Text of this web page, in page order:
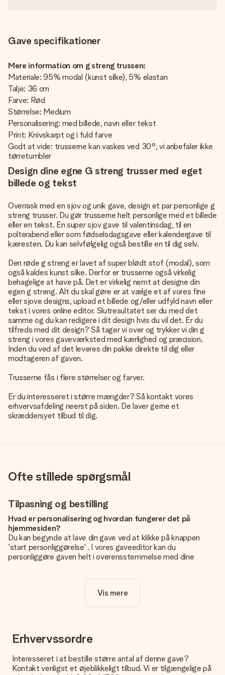
Gave specifikationer
Mere information om g streng trussen:
Materiale: 95% modal (kunst silke), 5% elastan
Talje: 36 cm
Farve: Rød
Størrelse: Medium
Personalisering: med billede, navn eller tekst
Print: Knivskarpt og i fuld farve
Godt at vide: trusserne kan vaskes ved 30°, vi anbefaler ikke
tørretumbler
Design dine egne G streng trusser med eget
billede og tekst
Overrask med en sjov og unik gave, design et par personlige g
streng trusser. Du gør trusserne helt personlige med et billede
eller en tekst. En super sjov gave til valentinsdag, til en
polterabend eller som fødselsdagsgave eller kalendergave til
kæresten. Du kan selvfølgelig også bestille en til dig selv.
Den røde g streng er lavet af super blødt stof (modal), som
også kaldes kunst silke. Derfor er trusserne også virkelig
behagelige at have på. Det er virkelig nemt at designe din
egen g streng. Alt du skal gøre er at vælge et af vores fine
eller sjove designs, upload et billede og/eller udfyld navn eller
tekst i vores online editor. Slutresultatet ser du med det
samme og du kan redigere i dit design hvis du vil det. Er du
tilfreds med dit design? Så tager vi over og trykker vi din g
streng i vores gaveværksted med kærlighed og præcision.
Inden du ved af det leveres din pakke direkte til dig eller
modtageren af gaven.
Trusserne fås i flere størrelser og farver.
Er du interesseret i større mængder? Så kontakt vores
erhvervsafdeling neerst på siden. De laver gerne et
skræddersyet tilbud til dig.
Ofte stillede spørgsmål
Tilpasning og bestilling
Hvad er personalisering og hvordan fungerer det på
hjemmesiden?
Du kan begynde at lave din gave ved at klikke på knappen
'start personliggørelse' . I vores gaveeditor kan du
personliggøre gaven helt i overensstemmelse med dine
Er personalisering inkluderet i prisen?
Prisen der vises på hjemmesiden omfatter personliggørelse
Hvordan ved jeg, om mit billede har den rigtige kvalitet?
Vi vil være sikre på, at du er helt tilfreds med din gave. Derfor
om kvaliteten af dit billede, kan du kontakte vores
kundeservice og vedlægge dit foto sammen med den gave,
Vis mere
Erhvervssordre
Interesseret i at bestille større antal af denne gave?
Kontakt venligst et øjeblikkeligt tilbud. Vi er tilgængelige på